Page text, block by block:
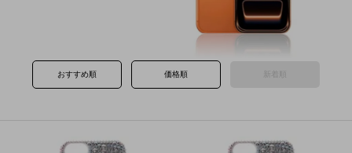
おすすめ順 価格順